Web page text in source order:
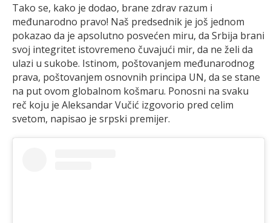
Tako se, kako je dodao, brane zdrav razum i
međunarodno pravo! Naš predsednik je još jednom
pokazao da je apsolutno posvećen miru, da Srbija brani
svoj integritet istovremeno čuvajući mir, da ne želi da
ulazi u sukobe. Istinom, poštovanjem međunarodnog
prava, poštovanjem osnovnih principa UN, da se stane
na put ovom globalnom košmaru. Ponosni na svaku
reč koju je Aleksandar Vučić izgovorio pred celim
svetom, napisao je srpski premijer.